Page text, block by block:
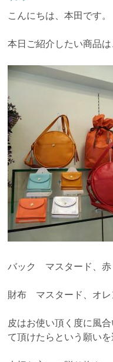
こんにちは、本田です。
本日ご紹介したい商品
バック マスタード、赤
財布 マスタード、オレ
皮はお使い頂く度に風
て頂けたらという願い